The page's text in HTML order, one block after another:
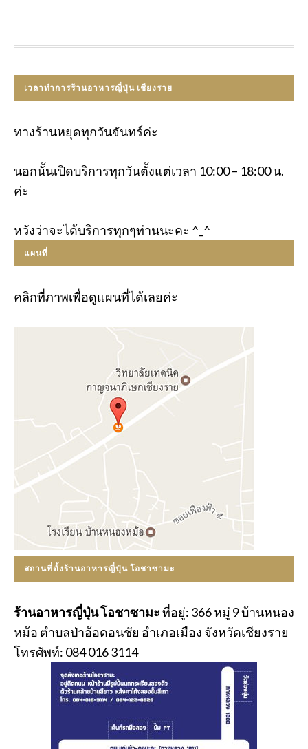
เวลาทำการร้านอาหารญี่ปุ่น เชียงราย
ทางร้านหยุดทุกวันจันทร์ค่ะ
นอกนั้นเปิดบริการทุกวันตั้งแต่เวลา 10:00 – 18:00 น.
ค่ะ
หวังว่าจะได้บริการทุกๆท่านนะคะ ^_^
แผนที่
คลิกที่ภาพเพื่อดูแผนที่ได้เลยค่ะ
สถานที่ตั้งร้านอาหารญี่ปุ่น โอชาซามะ
ร้านอาหารญี่ปุ่น โอชาซามะที่อยู่: 366 หมู่ 9 บ้านหนอง
หม้อ ตำบลป่าอ้อดอนชัย อำเภอเมือง จังหวัดเชียงราย
โทรศัพท์: 084 016 3114